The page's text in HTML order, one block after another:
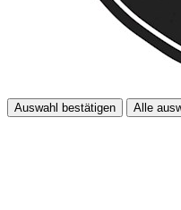
Auswahl bestätigen Alle